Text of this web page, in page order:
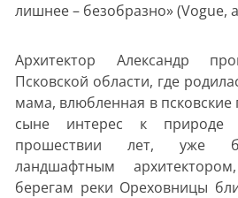
лишнее – безобразно» (Vogue,
Архитектор Александр
Псковской области, где
мама, влюбленная в
сыне интерес к
прошествии лет, уже
ландшафтным
берегам реки Ореховницы